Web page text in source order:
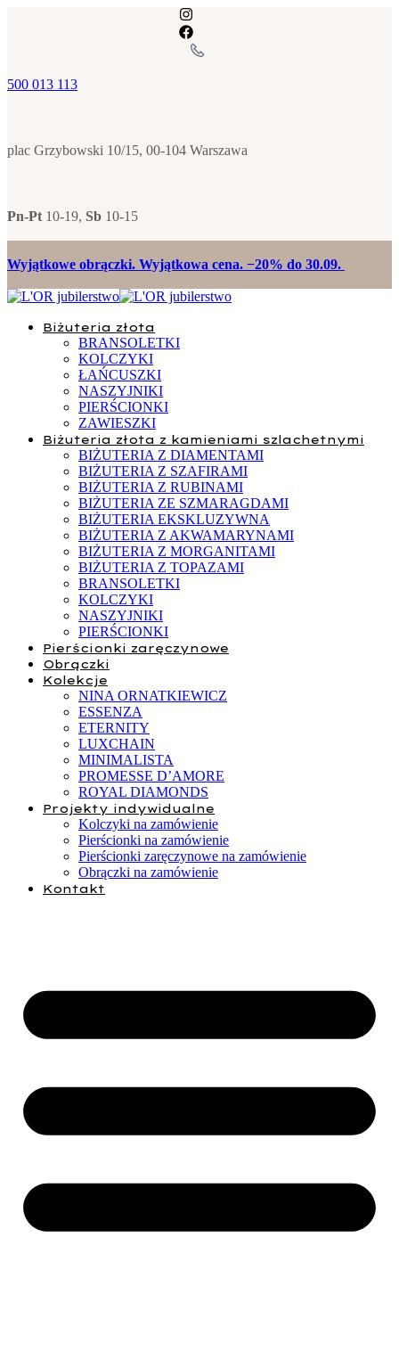
500 013 113
plac Grzybowski 10/15, 00-104 Warszawa
Pn-Pt 10-19, Sb 10-15
Wyjątkowe obrączki. Wyjątkowa cena. −20% do 30.09.
Biżuteria złota
BRANSOLETKI
KOLCZYKI
ŁAŃCUSZKI
NASZYJNIKI
PIERŚCIONKI
ZAWIESZKI
Biżuteria złota z kamieniami szlachetnymi
BIŻUTERIA Z DIAMENTAMI
BIŻUTERIA Z SZAFIRAMI
BIŻUTERIA Z RUBINAMI
BIŻUTERIA ZE SZMARAGDAMI
BIŻUTERIA EKSKLUZYWNA
BIŻUTERIA Z AKWAMARYNAMI
BIŻUTERIA Z MORGANITAMI
BIŻUTERIA Z TOPAZAMI
BRANSOLETKI
KOLCZYKI
NASZYJNIKI
PIERŚCIONKI
Pierścionki zaręczynowe
Obrączki
Kolekcje
NINA ORNATKIEWICZ
ESSENZA
ETERNITY
LUXCHAIN
MINIMALISTA
PROMESSE D’AMORE
ROYAL DIAMONDS
Projekty indywidualne
Kolczyki na zamówienie
Pierścionki na zamówienie
Pierścionki zaręczynowe na zamówienie
Obrączki na zamówienie
Kontakt